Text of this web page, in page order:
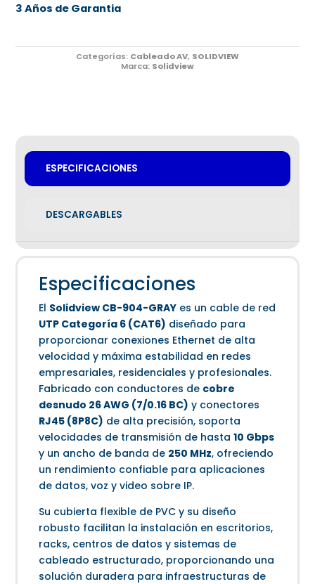
3 Años de Garantia
Categorías: Cableado AV, SOLIDVIEW
Marca: Solidview
ESPECIFICACIONES
DESCARGABLES
Especificaciones
El Solidview CB-904-GRAY es un cable de red
UTP Categoría 6 (CAT6) diseñado para
proporcionar conexiones Ethernet de alta
velocidad y máxima estabilidad en redes
empresariales, residenciales y profesionales.
Fabricado con conductores de cobre
desnudo 26 AWG (7/0.16 BC) y conectores
RJ45 (8P8C) de alta precisión, soporta
velocidades de transmisión de hasta10 Gbps
y un ancho de banda de 250 MHz, ofreciendo
un rendimiento confiable para aplicaciones
de datos, voz y video sobre IP.
Su cubierta flexible de PVC y su diseño
robusto facilitan la instalación en escritorios,
racks, centros de datos y sistemas de
cableado estructurado, proporcionando una
solución duradera para infraestructuras de